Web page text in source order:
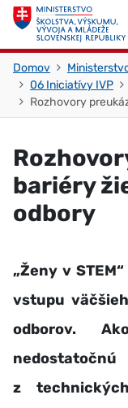
Skočiť na obsah
Domov
06 Iniciatívy IVP
Rozhovory
bariéry
odbory
„Ženy v
vstupu
odborov.
z
Skočiť na začiatok